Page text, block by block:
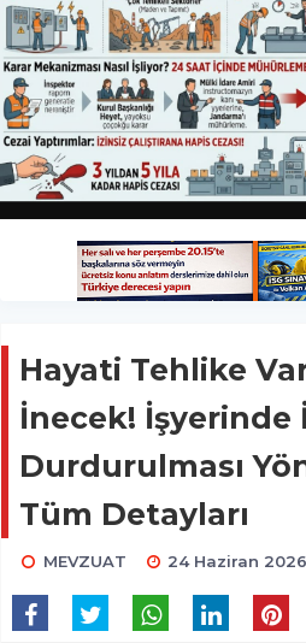
Hayati Tehlike
İnecek! İşyerinde
Durdurulması
Tüm Detayları
MEVZUAT 24 Haziran